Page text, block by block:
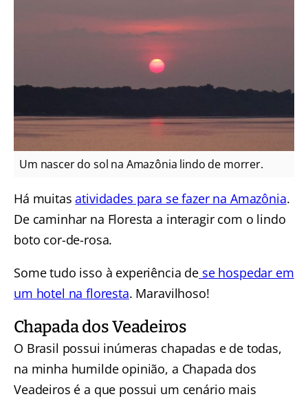
Um nascer do sol na Amazônia lindo de morrer.
Há muitasatividades para se fazer na Amazônia.
De caminhar na Floresta a interagir com o lindo
boto cor-de-rosa.
Some tudo isso à experiência de se hospedar em
um hotel na floresta. Maravilhoso!
Chapada dos Veadeiros
O Brasil possui inúmeras chapadas e de todas,
na minha humilde opinião, a Chapada dos
Veadeiros é a que possui um cenário mais